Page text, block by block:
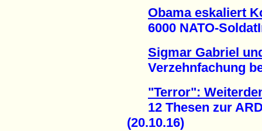
Obama eskaliert
6000 NATO-
Sigmar Gabriel
Verzehnfachung
"Terror":
12 Thesen zur
(20.10.16)